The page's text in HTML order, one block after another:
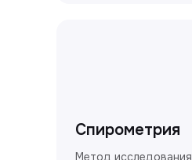
Спирометрия
Метод